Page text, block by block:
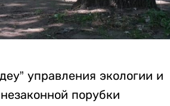
управления экологии и
порубки